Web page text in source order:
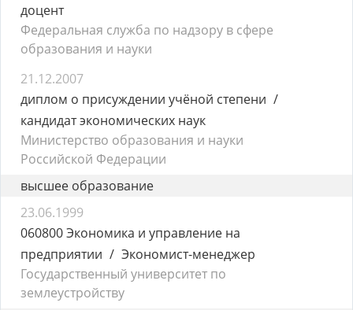
доцент
Федеральная служба по надзору в сфере
образования и науки
21.12.2007
диплом о присуждении учёной степени
кандидат экономических наук
Министерство образования и науки
Российской Федерации
высшее образование
23.06.1999
060800 Экономика и управление на
предприятии
Экономист-менеджер
Государственный университет по
землеустройству